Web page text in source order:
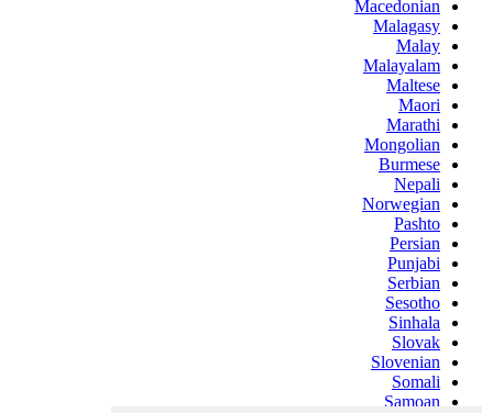
Macedonian
Malagasy
Malay
Malayalam
Maltese
Maori
Marathi
Mongolian
Burmese
Nepali
Norwegian
Pashto
Persian
Punjabi
Serbian
Sesotho
Sinhala
Slovak
Slovenian
Somali
Samoan